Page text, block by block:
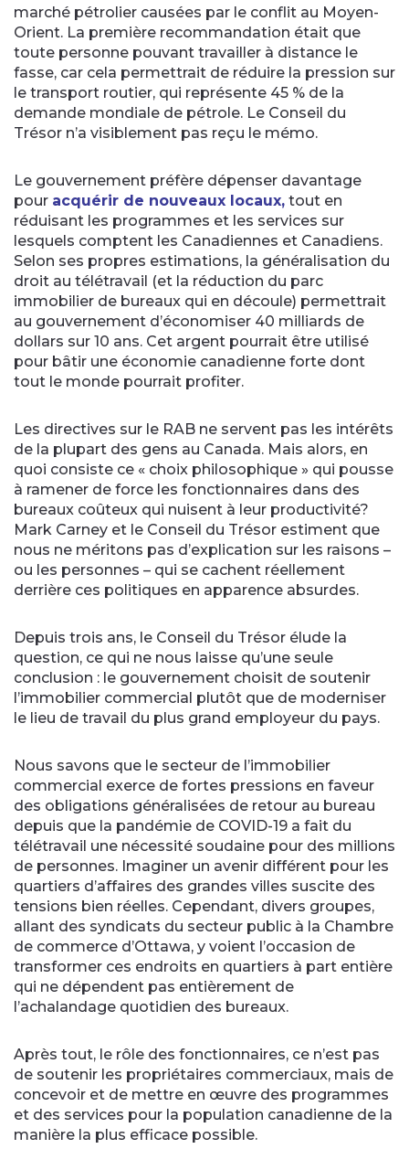
marché pétrolier causées par le conflit au Moyen-
Orient. La première recommandation était que
toute personne pouvant travailler à distance le
fasse, car cela permettrait de réduire la pression sur
le transport routier, qui représente 45 % de la
demande mondiale de pétrole. Le Conseil du
Trésor n’a visiblement pas reçu le mémo.
Le gouvernement préfère dépenser davantage
pour acquérir de nouveaux locaux, tout en
réduisant les programmes et les services sur
lesquels comptent les Canadiennes et Canadiens.
Selon ses propres estimations, la généralisation du
droit au télétravail (et la réduction du parc
immobilier de bureaux qui en découle) permettrait
au gouvernement d’économiser 40 milliards de
dollars sur 10 ans. Cet argent pourrait être utilisé
pour bâtir une économie canadienne forte dont
tout le monde pourrait profiter.
Les directives sur le RAB ne servent pas les intérêts
de la plupart des gens au Canada. Mais alors, en
quoi consiste ce « choix philosophique » qui pousse
à ramener de force les fonctionnaires dans des
bureaux coûteux qui nuisent à leur productivité?
Mark Carney et le Conseil du Trésor estiment que
nous ne méritons pas d’explication sur les raisons –
ou les personnes – qui se cachent réellement
derrière ces politiques en apparence absurdes.
Depuis trois ans, le Conseil du Trésor élude la
question, ce qui ne nous laisse qu’une seule
conclusion : le gouvernement choisit de soutenir
l’immobilier commercial plutôt que de moderniser
le lieu de travail du plus grand employeur du pays.
Nous savons que le secteur de l’immobilier
commercial exerce de fortes pressions en faveur
des obligations généralisées de retour au bureau
depuis que la pandémie de COVID-19 a fait du
télétravail une nécessité soudaine pour des millions
de personnes. Imaginer un avenir différent pour les
quartiers d’affaires des grandes villes suscite des
tensions bien réelles. Cependant, divers groupes,
allant des syndicats du secteur public à la Chambre
de commerce d’Ottawa, y voient l’occasion de
transformer ces endroits en quartiers à part entière
qui ne dépendent pas entièrement de
l’achalandage quotidien des bureaux.
Après tout, le rôle des fonctionnaires, ce n’est pas
de soutenir les propriétaires commerciaux, mais de
concevoir et de mettre en œuvre des programmes
et des services pour la population canadienne de la
manière la plus efficace possible.